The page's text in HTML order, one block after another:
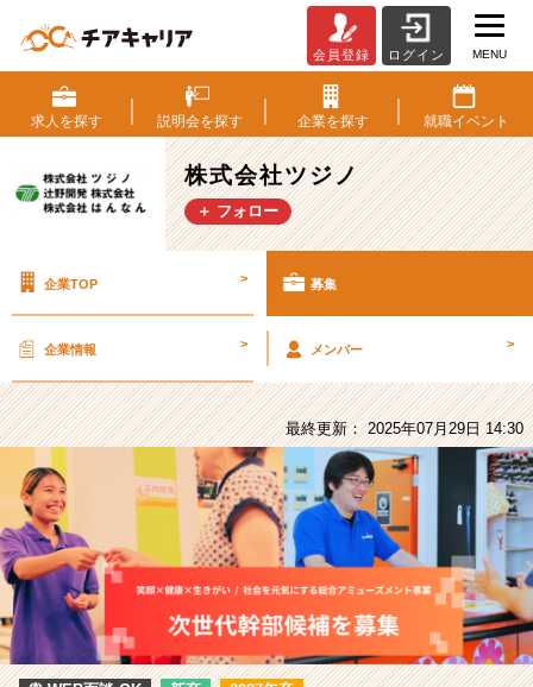
式
会
社
ツ
ジ
ノ
求
【全
開
を
構
想
中】
5
年
で
店
会員登録 ログイン MENU
求人を探す 説明会を探す 企業を探す 就職イベント
株式会社ツジノ
＋ フォロー
企業TOP > 募集
企業情報 > メンバー >
最終更新： 2025年07月29日 14:30